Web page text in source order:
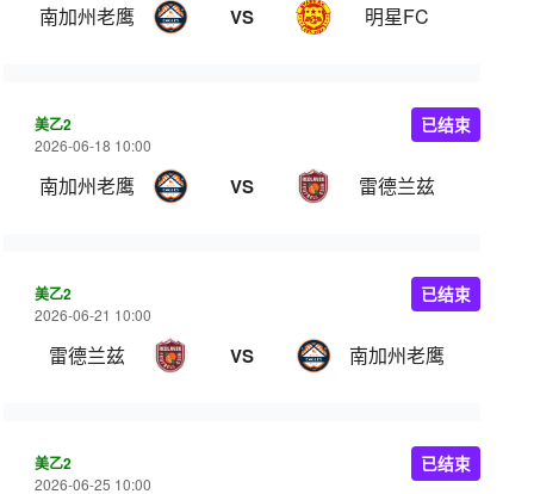
南加州老鹰 VS 明星FC
美乙2
2026-06-18 10:00
南加州老鹰 VS 雷德兰兹
已结束
美乙2
2026-06-21 10:00
雷德兰兹 VS 南加州老鹰
已结束
美乙2
2026-06-25 10:00
已结束